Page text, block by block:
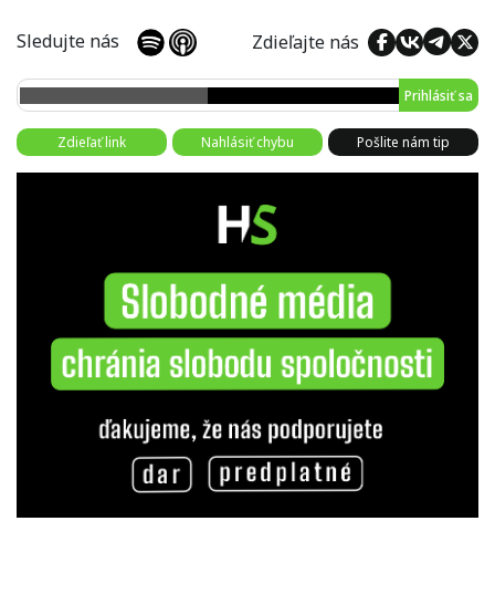
Sledujte nás Zdieľajte nás
Prihlásiť sa
Zdieľať link Nahlásiť chybu Pošlite nám tip